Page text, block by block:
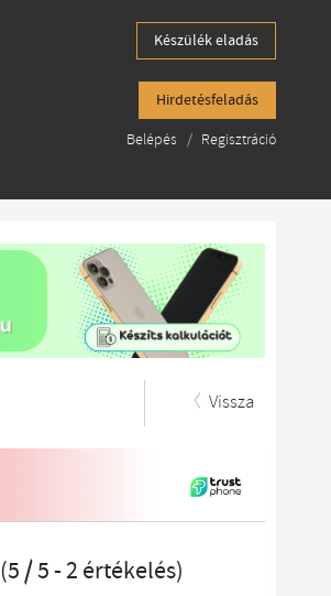
Készülék eladás
Hirdetésfeladás
Belépés / Regisztráció
Vissza
(5 / 5 - 2 értékelés)